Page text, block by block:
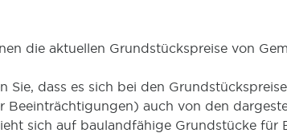
die aktuellen Grundstückspreise von
Sie, dass es sich bei den
Beeinträchtigungen) auch von den
sich auf baulandfähige Grundstücke